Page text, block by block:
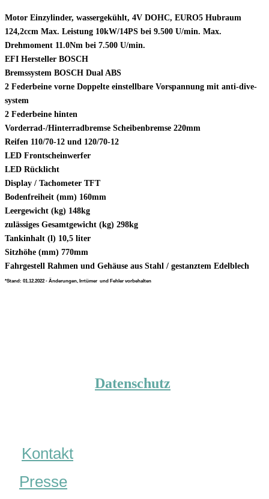
Motor Einzylinder, wassergekühlt, 4V DOHC, EURO5 Hubraum
124,2ccm Max. Leistung 10kW/14PS bei 9.500 U/min. Max.
Drehmoment 11.0Nm bei 7.500 U/min.
EFI Hersteller BOSCH
Bremssystem BOSCH Dual ABS
2 Federbeine vorne Doppelte einstellbare Vorspannung mit anti-dive-
system
2 Federbeine hinten
Vorderrad-/Hinterradbremse Scheibenbremse 220mm
Reifen 110/70-12 und 120/70-12
LED Frontscheinwerfer
LED Rücklicht
Display / Tachometer TFT
Bodenfreiheit (mm) 160mm
Leergewicht (kg) 148kg
zulässiges Gesamtgewicht (kg) 298kg
Tankinhalt (l) 10,5 liter
Sitzhöhe (mm) 770mm
Fahrgestell Rahmen und Gehäuse aus Stahl / gestanztem Edelblech
*Stand: 01.12.2022 - Änderungen, Irrtümer und Fehler vorbehalten
Datenschutz
Kontakt
Presse